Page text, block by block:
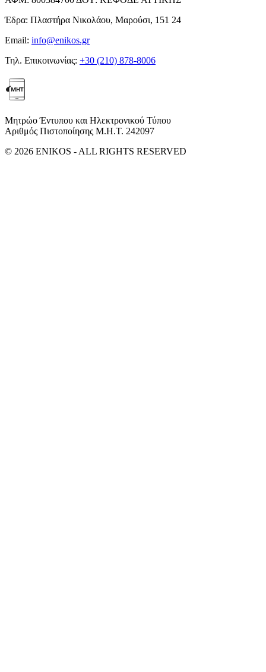
Έδρα: Πλαστήρα Νικολάου, Μαρούσι, 151 24
Email: info@enikos.gr
Τηλ. Επικοινωνίας: +30 (210) 878-8006
Μητρώο Έντυπου και Ηλεκτρονικού Τύπου
Αριθμός Πιστοποίησης Μ.Η.Τ. 242097
© 2026 ENIKOS - ALL RIGHTS RESERVED